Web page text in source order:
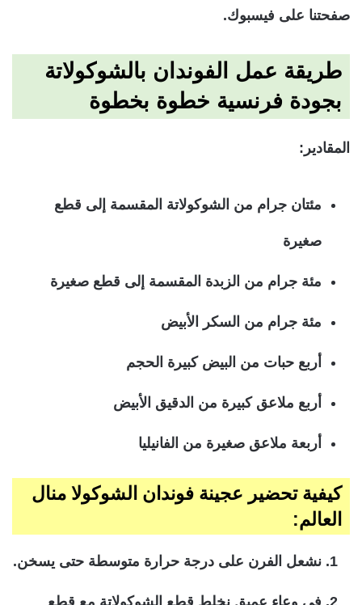
صفحتنا على فيسبوك.
طريقة عمل الفوندان بالشوكولاتة
بجودة فرنسية خطوة بخطوة
المقادير:
مئتان جرام من الشوكولاتة المقسمة إلى قطع
صغيرة
مئة جرام من الزبدة المقسمة إلى قطع صغيرة
مئة جرام من السكر الأبيض
أربع حبات من البيض كبيرة الحجم
أربع ملاعق كبيرة من الدقيق الأبيض
أربعة ملاعق صغيرة من الفانيليا
كيفية تحضير عجينة فوندان الشوكولا منال
العالم:
نشعل الفرن على درجة حرارة متوسطة حتى يسخن.
فى وعاء عميق نخلط قطع الشوكولاتة مع قطع